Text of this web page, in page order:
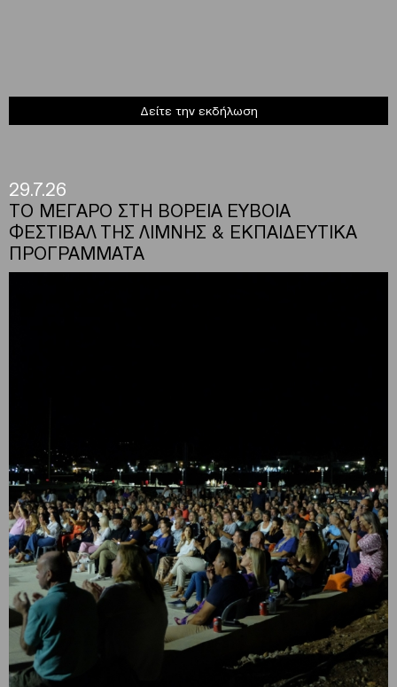
Δείτε την εκδήλωση
29.7.26
ΤΟ ΜΕΓΑΡΟ ΣΤΗ ΒΟΡΕΙΑ ΕΥΒΟΙΑ
ΦΕΣΤΙΒΑΛ ΤΗΣ ΛΙΜΝΗΣ & ΕΚΠΑΙΔΕΥΤΙΚΑ
ΠΡΟΓΡΑΜΜΑΤΑ